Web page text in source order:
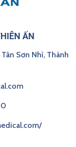
ẤN
Sơn Nhì, Thành